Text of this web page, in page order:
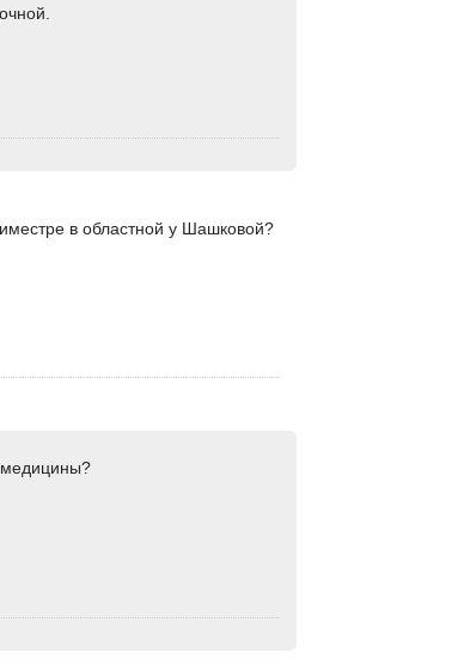
в областной у Шашковой?
медицины?